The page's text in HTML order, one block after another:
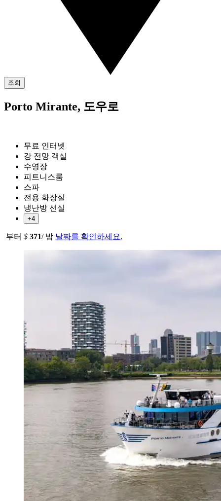
조회
Porto Mirante, 도우로
무료 인터넷
강 전망 객실
수영장
피트니스룸
스파
전용 화장실
냉난방 선실
+4
부터 $ 371/ 밤 날짜를 확인하세요.